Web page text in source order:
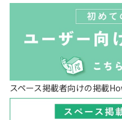
スペース掲載者向けの掲載